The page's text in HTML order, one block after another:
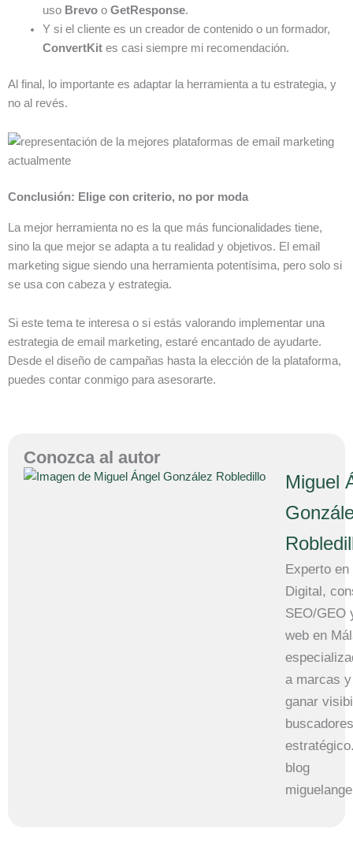
uso Brevoo GetResponse.
Y si el cliente es un creador de contenido o un formador,
ConvertKites casi siempre mi recomendación.
Al final, lo importante es adaptar la herramienta a tu estrategia, y
no al revés.
Conclusión: Elige con criterio, no por moda
La mejor herramienta no es la que más funcionalidades tiene,
sino la que mejor se adapta a tu realidad y objetivos. El email
marketing sigue siendo una herramienta potentísima, pero solo si
se usa con cabeza y estrategia.
Si este tema te interesa o si estás valorando implementar una
estrategia de email marketing, estaré encantado de ayudarte.
Desde el diseño de campañas hasta la elección de la plataforma,
puedes contar conmigo para asesorarte.
Conozca al autor
Miguel
Experto
Digital,
SEO/GEO
web en
a marcas
ganar
blog